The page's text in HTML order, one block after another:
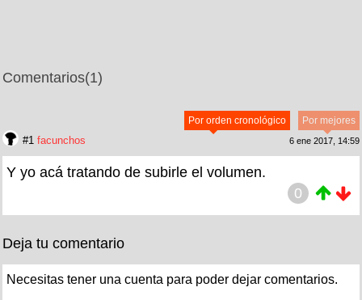
Comentarios(1)
Por mejores
Por orden cronológico
#1 facunchos 6 ene 2017, 14:59
Y yo acá tratando de subirle el volumen.
0
Deja tu comentario
Necesitas tener una cuenta para poder dejar comentarios.